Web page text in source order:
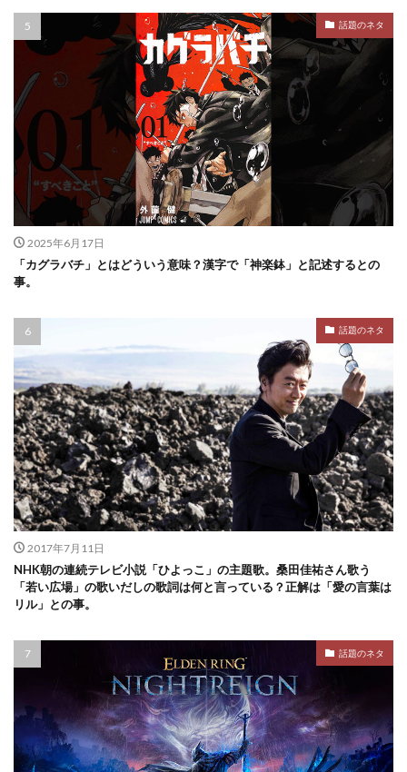
話題のネタ
2025年6月17日
「カグラバチ」とはどういう意味？漢字で「神楽鉢」と記述するとの
事。
話題のネタ
2017年7月11日
NHK朝の連続テレビ小説「ひよっこ」の主題歌。桑田佳祐さん歌う
「若い広場」の歌いだしの歌詞は何と言っている？正解は「愛の言葉は
リル」との事。
話題のネタ